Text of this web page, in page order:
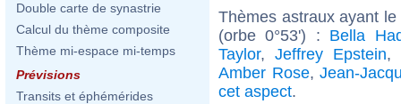
Double carte de synastrie
Calcul du thème composite
Thème mi-espace mi-temps
Prévisions
Transits et éphémérides
Thèmes astraux ayant
(orbe 0°53') : Bella
Taylor, Jeffrey Epstein,
Amber Rose,Jean-
cet aspect.